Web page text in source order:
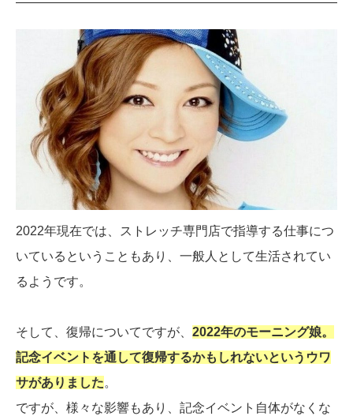
2022年現在では、ストレッチ専門店で指導する仕事につ
いているということもあり、一般人として生活されてい
るようです。
そして、復帰についてですが、 2022年のモーニング娘。
記念イベントを通して復帰するかもしれないというウワ
サがありました。
ですが、様々な影響もあり、記念イベント自体がなくな